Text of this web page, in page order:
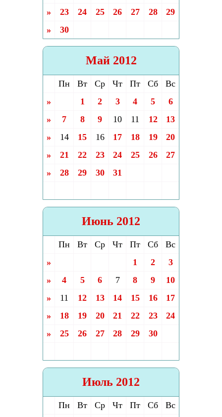
»
23 24 25 26 27 28
29
»
30
Май 2012
Пн Вт Ср Чт Пт Сб
Вс
»
1 2 3 4 5
6
»
7 8 9 10 11 12
13
»
14 15 16 17 18 19
20
»
21 22 23 24 25 26
27
»
28 29 30 31
Июнь 2012
Пн Вт Ср Чт Пт Сб
Вс
»
1 2
3
»
4 5 6 7 8 9
10
»
11 12 13 14 15 16
17
»
18 19 20 21 22 23
24
»
25 26 27 28 29 30
Июль 2012
Пн Вт Ср Чт Пт Сб Вс